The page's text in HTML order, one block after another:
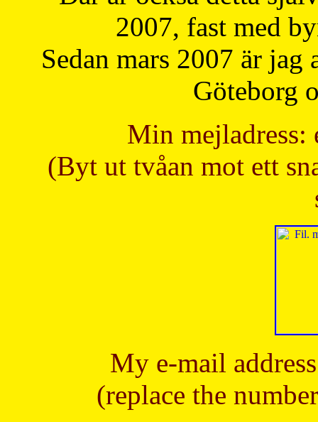
2007, fast med
Sedan mars 2007 är
Göteborg
Min mejladress:
(Byt ut tvåan mot ett
My e-mail
(replace the